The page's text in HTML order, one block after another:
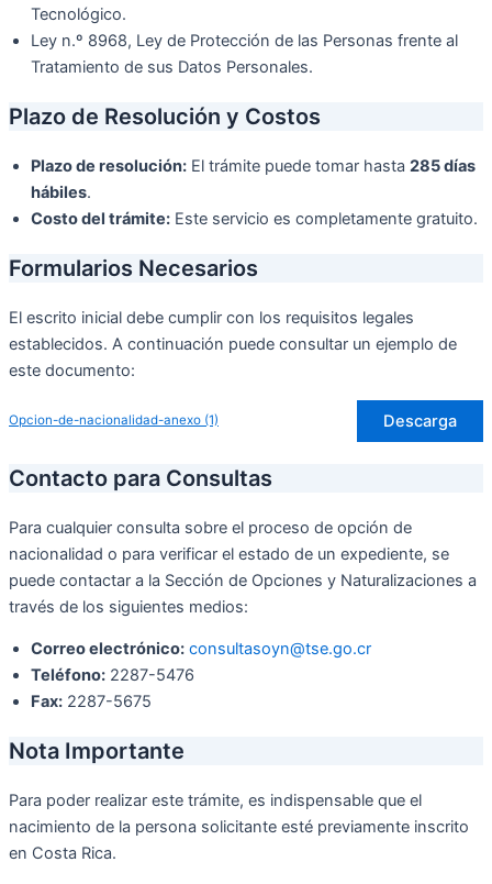
Tecnológico.
Ley n.º 8968, Ley de Protección de las Personas frente al
Tratamiento de sus Datos Personales.
Plazo de Resolución y Costos
Plazo de resolución: El trámite puede tomar hasta 285 días
hábiles.
Costo del trámite: Este servicio es completamente gratuito.
Formularios Necesarios
El escrito inicial debe cumplir con los requisitos legales
establecidos. A continuación puede consultar un ejemplo de
este documento:
Opcion-de-nacionalidad-anexo (1) Descarga
Contacto para Consultas
Para cualquier consulta sobre el proceso de opción de
nacionalidad o para verificar el estado de un expediente, se
puede contactar a la Sección de Opciones y Naturalizaciones a
través de los siguientes medios:
Correo electrónico: consultasoyn@tse.go.cr
Teléfono: 2287-5476
Fax: 2287-5675
Nota Importante
Para poder realizar este trámite, es indispensable que el
nacimiento de la persona solicitante esté previamente inscrito
en Costa Rica.